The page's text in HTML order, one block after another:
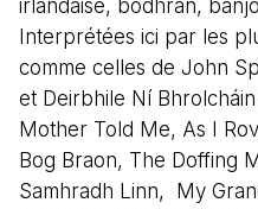
irlandaise, bodhrán,
Interprétées ici par les
comme celles de John
et Deirbhile Ní
Mother Told Me, As I
Bog Braon, The Doffing
Samhradh Linn, My